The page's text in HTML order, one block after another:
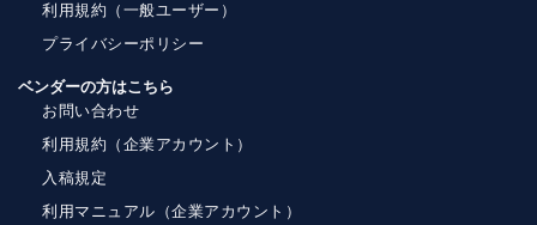
利用規約（一般ユーザー）
プライバシーポリシー
ベンダーの方はこちら
お問い合わせ
利用規約（企業アカウント）
入稿規定
利用マニュアル（企業アカウント）